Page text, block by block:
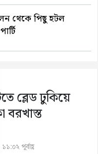
থেকে পিছু হটল
ব্লেড ঢুকিয়ে
বরখাস্ত
পূর্বাহ্ণ